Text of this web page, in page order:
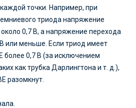
точки. Например, при
триода напряжение
0,7 В, а напряжение перехода
или меньше. Если триод имеет
более 0,7 В (за исключением
как трубка Дарлингтона и т. д.),
разомкнут.